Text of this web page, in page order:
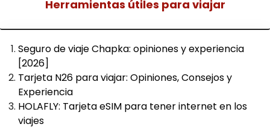
Herramientas útiles para viajar
Seguro de viaje Chapka: opiniones y experiencia
[2026]
Tarjeta N26 para viajar: Opiniones, Consejos y
Experiencia
HOLAFLY: Tarjeta eSIM para tener internet en los
viajes